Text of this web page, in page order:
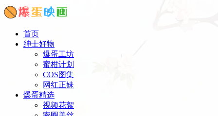
首页
绅士好物
爆蛋工坊
蜜柑计划
COS图集
网红正妹
爆蛋精选
视频花絮